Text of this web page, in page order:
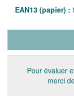
EAN13 (papier) :
Pour évaluer
merci